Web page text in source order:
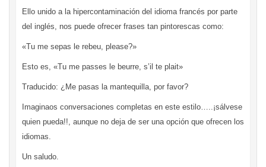
Ello unido a la hipercontaminación del idioma francés por parte
del inglés, nos puede ofrecer frases tan pintorescas como:
«Tu me sepas le rebeu, please?»
Esto es, «Tu me passes le beurre, s’il te plait»
Traducido: ¿Me pasas la mantequilla, por favor?
Imaginaos conversaciones completas en este estilo…..¡sálvese
quien pueda!!, aunque no deja de ser una opción que ofrecen los
idiomas.
Un saludo.